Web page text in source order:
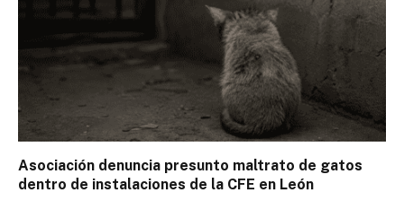
Asociación denuncia presunto maltrato de gatos
dentro de instalaciones de la CFE en León